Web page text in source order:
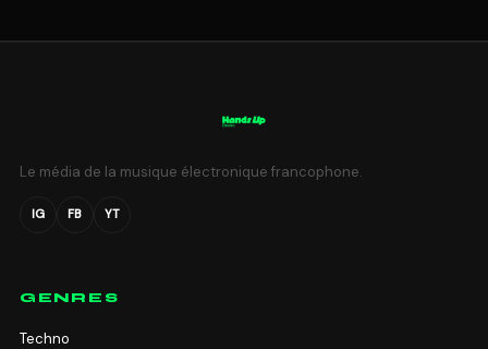
Le média de la musique électronique francophone.
IG FB YT
GENRES
Techno